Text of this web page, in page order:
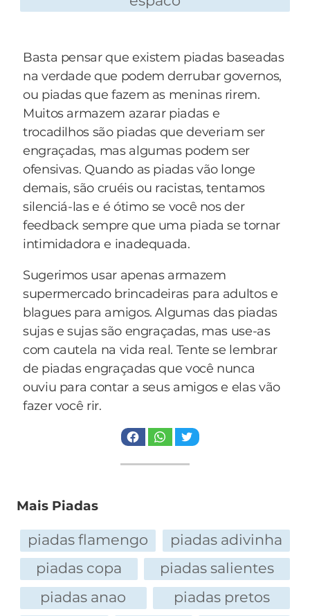
— Me dá um rolo de papel higiênico.
Basta pensar que existem piadas baseadas
na verdade que podem derrubar governos,
ou piadas que fazem as meninas rirem.
Muitos armazem azarar piadas e
trocadilhos são piadas que deveriam ser
engraçadas, mas algumas podem ser
ofensivas. Quando as piadas vão longe
demais, são cruéis ou racistas, tentamos
silenciá-las e é ótimo se você nos der
feedback sempre que uma piada se tornar
intimidadora e inadequada.
Sugerimos usar apenas armazem
supermercado brincadeiras para adultos e
blagues para amigos. Algumas das piadas
sujas e sujas são engraçadas, mas use-as
com cautela na vida real. Tente se lembrar
de piadas engraçadas que você nunca
ouviu para contar a seus amigos e elas vão
fazer você rir.
Mais Piadas
piadas flamengo
piadas adivinha
piadas copa
piadas salientes
piadas anao
piadas pretos